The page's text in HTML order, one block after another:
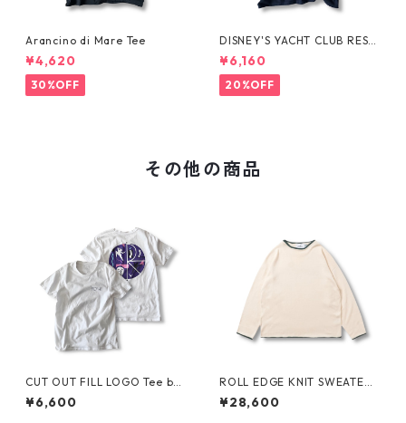
Arancino di Mare Tee
¥4,620
30%OFF
DISNEY'S YACHT CLUB RESO
RT Tee
¥6,160
20%OFF
その他の商品
CUT OUT FILL LOGO Tee by
Polar Skate Co.
¥6,600
ROLL EDGE KNIT SWEATER
by Little Yarmouth
¥28,600